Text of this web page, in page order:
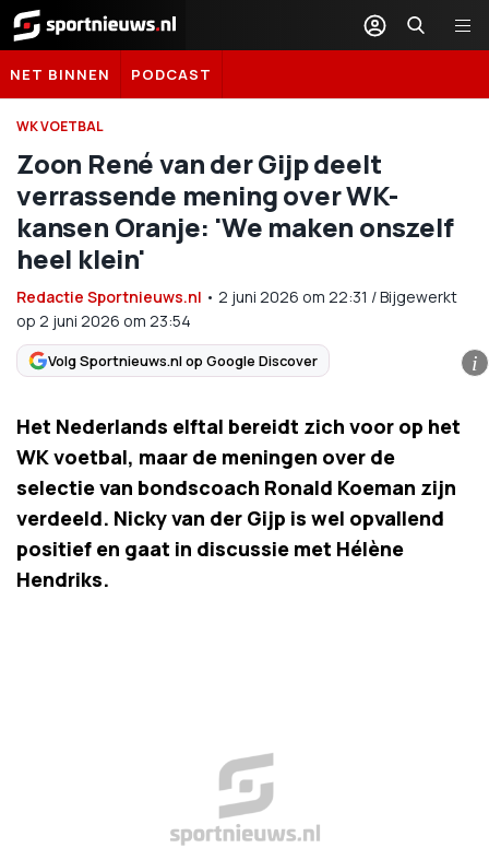
Sportnieuws.nl
NET BINNEN PODCAST
WK VOETBAL
Zoon René van der Gijp deelt
verrassende mening over WK-
kansen Oranje: 'We maken onszelf
heel klein'
Redactie Sportnieuws.nl • 2 juni 2026 om 22:31 /Bijgewerkt
op 2 juni 2026 om 23:54
Volg Sportnieuws.nl op Google Discover i
Het Nederlands elftal bereidt zich voor op het
WK voetbal, maar de meningen over de
selectie van bondscoach Ronald Koeman zijn
verdeeld. Nicky van der Gijp is wel opvallend
positief en gaat in discussie met Hélène
Hendriks.